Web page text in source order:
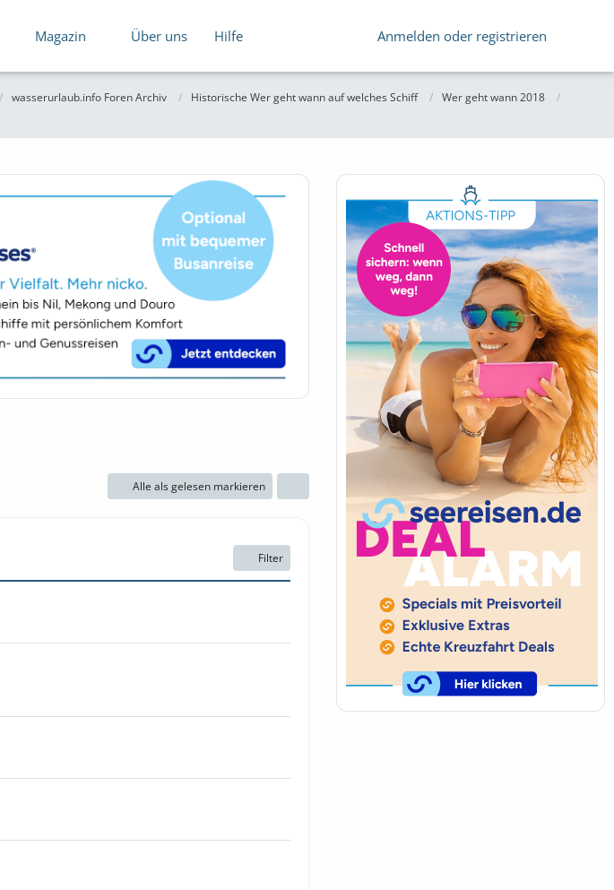
Magazin Über uns Hilfe Anmelden oder registrieren
wasserurlaub.info Foren Archiv Historische Wer geht wann auf welches Schiff
Wer geht wann 2018
Alle als gelesen markieren
Filter